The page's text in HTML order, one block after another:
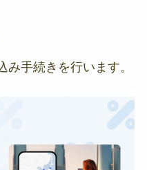
み手続きを行います。